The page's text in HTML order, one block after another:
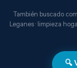
También buscado
Leganes · limpieza
🔍